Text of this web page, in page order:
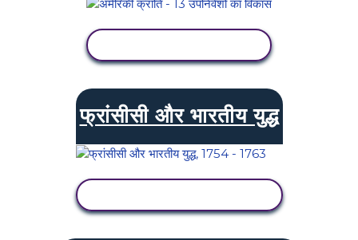
फ्रांसीसी और भारतीय युद्ध